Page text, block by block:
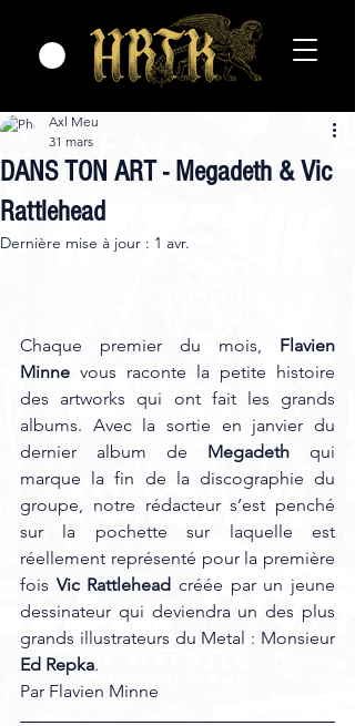
DANS TON ART - Megadeth & Vic
Rattlehead
Axl Meu
31 mars
Dernière mise à jour : 1 avr.
Chaque premier du mois, Flavien
Minne vous raconte la petite histoire
des artworks qui ont fait les grands
albums. Avec la sortie en janvier du
dernier album de Megadeth qui
marque la fin de la discographie du
groupe, notre rédacteur s’est penché
sur la pochette sur laquelle est
réellement représenté pour la première
fois Vic Rattlehead créée par un jeune
dessinateur qui deviendra un des plus
Ed Repka.
Par Flavien Minne